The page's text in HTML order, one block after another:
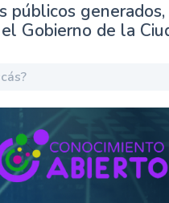
públicos
Gobierno de la